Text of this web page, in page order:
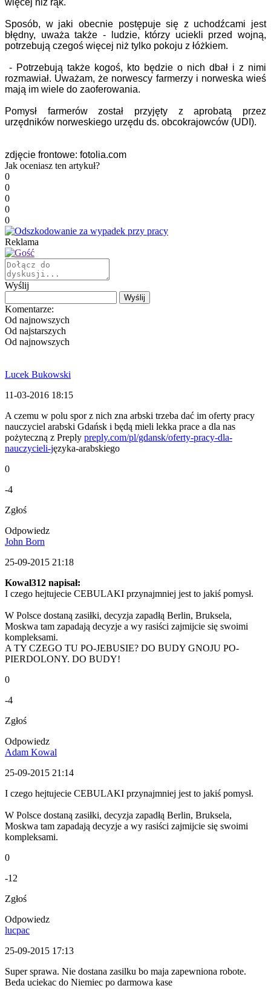
Sposób, w jaki obecnie postępuje się z uchodźcami jest
błędny, uważa także - ludzie, którzy uciekli przed wojną,
potrzebują czegoś więcej niż tylko pokoju z łóżkiem.
- Potrzebują także kogoś, kto będzie o nich dbał i z nimi
rozmawiał. Uważam, że norwescy farmerzy i norweska wieś
mają im wiele do zaoferowania.
Pomysł farmerów został przyjęty z aprobatą przez
urzędników norweskiego urzędu ds. obcokrajowców (UDI).
zdjęcie frontowe: fotolia.com
Jak oceniasz ten artykuł?
0
0
0
0
0
Reklama
Wyślij
Komentarze:
Od najnowszych
Od najstarszych
Od najnowszych
Lucek Bukowski
11-03-2016 18:15
A czemu w polu spor z nich zna arbski trzeba dać im oferty pracy
nauczyciel arabski Gdańsk i będą mieli lekka prace a dla nas
pożyteczną z Preply preply.com/pl/gdansk/oferty-pracy-dla-
nauczycieli-języka-arabskiego
0
-4
Zgłoś
Odpowiedz
John Born
25-09-2015 21:18
Kowal312 napisał:
I czego hejtujecie CEBULAKI przynajmniej jest to jakiś pomysł.
W Polsce dostaną zasiłki, decyzja zapadłą Berlin, Bruksela,
Moskwa tam zapadają decyzje a wy rasiści zajmijcie się swoimi
kompleksami.
A TY CZEGO TU PO-JEBUSIE? DO BUDY GNOJU PO-
PIERDOLONY. DO BUDY!
0
-4
Zgłoś
Odpowiedz
Adam Kowal
25-09-2015 21:14
I czego hejtujecie CEBULAKI przynajmniej jest to jakiś pomysł.
W Polsce dostaną zasiłki, decyzja zapadłą Berlin, Bruksela,
Moskwa tam zapadają decyzje a wy rasiści zajmijcie się swoimi
kompleksami.
0
-12
Zgłoś
Odpowiedz
lucpac
25-09-2015 17:13
Super sprawa. Nie dostana zasilku bo maja zapewniona robote.
Beda uciekac do Niemiec po darmowa kase